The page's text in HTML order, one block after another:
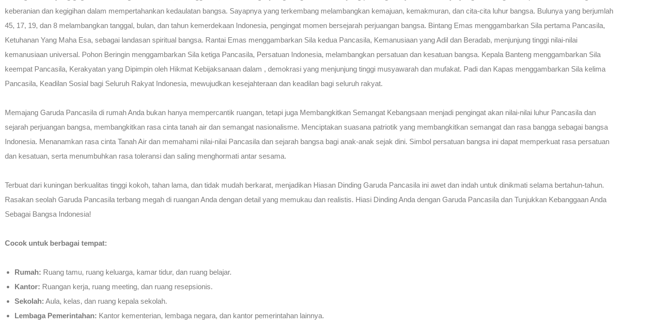
keberanian dan kegigihan dalam mempertahankan kedaulatan bangsa. Sayapnya yang terkembang melambangkan kemajuan, kemakmuran, dan cita-cita luhur bangsa. Bulunya yang berjumlah
45, 17, 19, dan 8 melambangkan tanggal, bulan, dan tahun kemerdekaan Indonesia, pengingat momen bersejarah perjuangan bangsa. Bintang Emas menggambarkan Sila pertama Pancasila,
Ketuhanan Yang Maha Esa, sebagai landasan spiritual bangsa. Rantai Emas menggambarkan Sila kedua Pancasila, Kemanusiaan yang Adil dan Beradab, menjunjung tinggi nilai-nilai
kemanusiaan universal. Pohon Beringin menggambarkan Sila ketiga Pancasila, Persatuan Indonesia, melambangkan persatuan dan kesatuan bangsa. Kepala Banteng menggambarkan Sila
keempat Pancasila, Kerakyatan yang Dipimpin oleh Hikmat Kebijaksanaan dalam , demokrasi yang menjunjung tinggi musyawarah dan mufakat. Padi dan Kapas menggambarkan Sila kelima
Pancasila, Keadilan Sosial bagi Seluruh Rakyat Indonesia, mewujudkan kesejahteraan dan keadilan bagi seluruh rakyat.
Memajang Garuda Pancasila di rumah Anda bukan hanya mempercantik ruangan, tetapi juga Membangkitkan Semangat Kebangsaan menjadi pengingat akan nilai-nilai luhur Pancasila dan
sejarah perjuangan bangsa, membangkitkan rasa cinta tanah air dan semangat nasionalisme. Menciptakan suasana patriotik yang membangkitkan semangat dan rasa bangga sebagai bangsa
Indonesia. Menanamkan rasa cinta Tanah Air dan memahami nilai-nilai Pancasila dan sejarah bangsa bagi anak-anak sejak dini. Simbol persatuan bangsa ini dapat memperkuat rasa persatuan
dan kesatuan, serta menumbuhkan rasa toleransi dan saling menghormati antar sesama.
Terbuat dari kuningan berkualitas tinggi kokoh, tahan lama, dan tidak mudah berkarat, menjadikan Hiasan Dinding Garuda Pancasila ini awet dan indah untuk dinikmati selama bertahun-tahun.
Rasakan seolah Garuda Pancasila terbang megah di ruangan Anda dengan detail yang memukau dan realistis. Hiasi Dinding Anda dengan Garuda Pancasila dan Tunjukkan Kebanggaan Anda
Sebagai Bangsa Indonesia!
Cocok untuk berbagai tempat:
Rumah: Ruang tamu, ruang keluarga, kamar tidur, dan ruang belajar.
Kantor: Ruangan kerja, ruang meeting, dan ruang resepsionis.
Sekolah: Aula, kelas, dan ruang kepala sekolah.
Lembaga Pemerintahan: Kantor kementerian, lembaga negara, dan kantor pemerintahan lainnya.